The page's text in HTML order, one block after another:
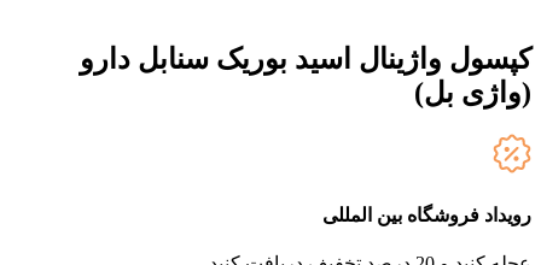
کپسول واژینال اسید بوریک سنابل دارو
(واژی بل)
رویداد فروشگاه بین المللی